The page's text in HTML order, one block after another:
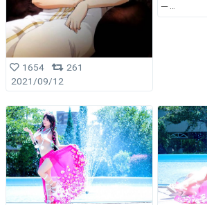
1654
261
2021/09/12
─